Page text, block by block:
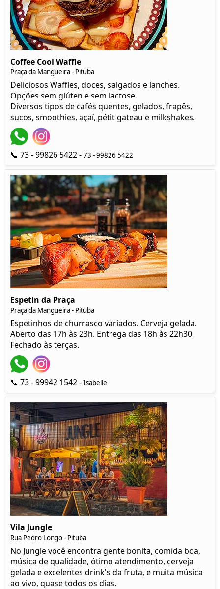
Coffee Cool Waffle
Praça da Mangueira - Pituba
Deliciosos Waffles, doces, salgados e lanches.
Opções sem glúten e sem lactose.
Diversos tipos de cafés quentes, gelados, frapês,
sucos, smoothies, açaí, pétit gateau e milkshakes.
📞 73 - 99826 5422 - 73 - 99826 5422
Espetin da Praça
Praça da Mangueira - Pituba
Espetinhos de churrasco variados. Cerveja gelada.
Aberto das 17h às 23h. Entrega das 18h às 22h30.
Fechado às terças.
📞 73 - 99942 1542 - Isabelle
Vila Jungle
Rua Pedro Longo - Pituba
No Jungle você encontra gente bonita, comida boa,
música de qualidade, ótimo atendimento, cerveja
gelada e excelentes drink's da fruta, e muita música
ao vivo, quase todos os dias.